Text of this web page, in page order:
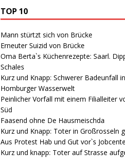
TOP 10
Mann stürtzt sich von Brücke
Erneuter Suizid von Brücke
Oma Berta`s Küchenrezepte: Saarl.
Schales
Kurz und Knapp: Schwerer Badeunfall in
Homburger Wasserwelt
Peinlicher Vorfall mit einem Filialleiter
Süd
Faasend ohne De Hausmeischda
Kurz und Knapp: Toter in Großrosseln
Aus Protest Hab und Gut vor`s
Kurz und knapp: Toter auf Strasse